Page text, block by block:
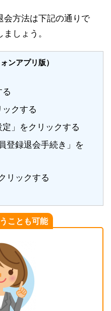
会方法は下記の通りで
しょう。
ンアプリ版）
クする
」をクリックする
登録退会手続き」を
リックする
ことも可能